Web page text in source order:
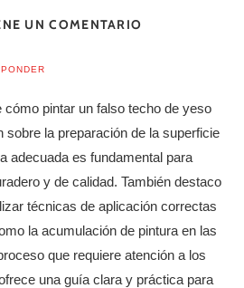
UN COMENTARIO
pintar un falso techo de yeso
sobre la preparación de la superficie
adecuada es fundamental para
y de calidad. También destaco
técnicas de aplicación correctas
la acumulación de pintura en las
que requiere atención a los
una guía clara y práctica para